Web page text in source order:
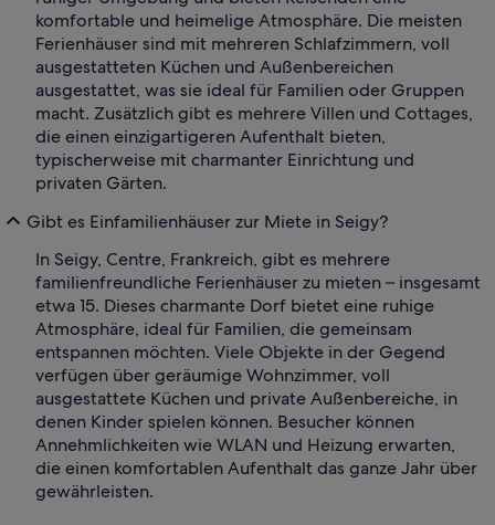
komfortable und heimelige Atmosphäre. Die meisten
Ferienhäuser sind mit mehreren Schlafzimmern, voll
ausgestatteten Küchen und Außenbereichen
ausgestattet, was sie ideal für Familien oder Gruppen
macht. Zusätzlich gibt es mehrere Villen und Cottages,
die einen einzigartigeren Aufenthalt bieten,
typischerweise mit charmanter Einrichtung und
privaten Gärten.
Gibt es Einfamilienhäuser zur Miete in Seigy?
In Seigy, Centre, Frankreich, gibt es mehrere
familienfreundliche Ferienhäuser zu mieten – insgesamt
etwa 15. Dieses charmante Dorf bietet eine ruhige
Atmosphäre, ideal für Familien, die gemeinsam
entspannen möchten. Viele Objekte in der Gegend
verfügen über geräumige Wohnzimmer, voll
ausgestattete Küchen und private Außenbereiche, in
denen Kinder spielen können. Besucher können
Annehmlichkeiten wie WLAN und Heizung erwarten,
die einen komfortablen Aufenthalt das ganze Jahr über
gewährleisten.